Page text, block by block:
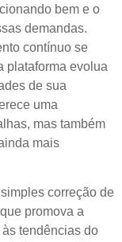
bem e o
demandas.
contínuo se
plataforma evolua
de sua
uma
mas também
mais
correção de
promova a
tendências do